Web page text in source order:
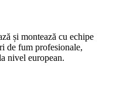
și montează cu echipe
de fum profesionale,
nivel european.